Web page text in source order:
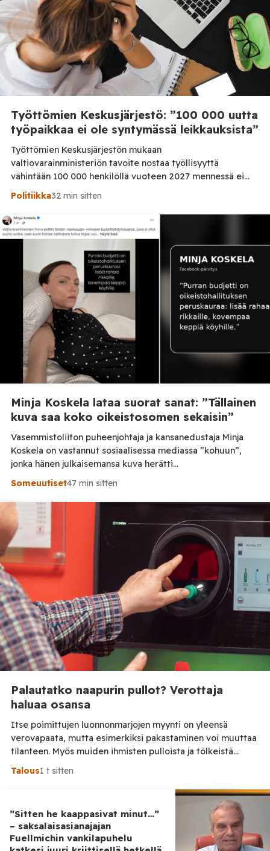
Työttömien Keskusjärjestö: ”100 000 uutta
työpaikkaa ei ole syntymässä leikkauksista”
Työttömien Keskusjärjestön mukaan
valtiovarainministeriön tavoite nostaa työllisyyttä
vähintään 100 000 henkilöllä vuoteen 2027 mennessä ei
ole realistinen, jos työllisyyspalveluihin kohdistuvia
työllisyyden hoitoon sekä palkkatukien palauttamista.
Työttömien Keskusjärjestö kritisoi voimakkaasti
valtiovarainministeriön vuoden 2027 budjettiehdotusta.
Järjestön mukaan hallituksen tavoite 100 000 työllisen
lisäyksestä on ristiriidassa työllisyyden hoitoon
osoitettujen resurssien kanssa. Järjestö […]
Politiikka32 min sitten
Minja Koskela lataa suorat sanat: ”Tällainen
kuva saa koko oikeistosomen sekaisin”
Vasemmistoliiton puheenjohtaja ja kansanedustaja Minja
Koskela on vastannut sosiaalisessa mediassa ”kohuun”,
jonka hänen julkaisemansa kuva herätti
valtiovarainministeri Riikka Purran budjettiesityksen
tuellasi riippumaton suomalainen uutisointi jatkuu myös
tulevaisuudessa. Koskela kertoo julkaisseensa kuvan alun
perin siksi, että oli budjettiin yhtä tyytymätön kuin
ilmeensä kuvassa. Hänen mukaansa osa kommentoijista piti
kuvaa liian paljastavana ja […]
Someuutiset47 min sitten
Palautatko naapurin pullot? Verottaja
haluaa osansa
Itse poimittujen luonnonmarjojen myynti on yleensä
verovapaata, mutta esimerkiksi pakastaminen voi muuttaa
tilanteen. Myös muiden ihmisten pulloista ja tölkeistä
saadut panttirahat ovat veronalaista ansiotuloa,
ollessa parhaimmillaan moni suomalainen hankkii lisätuloja
myymällä itse poimimiaan marjoja tai palauttamalla pulloja
ja tölkkejä. Keskuskauppakamarin mukaan näihin liittyvät
verosäännöt eivät kuitenkaan ole kaikille tuttuja. Tilaa Posi
[…]
Talous1 t sitten
”Sitten he kaappasivat minut…”
– saksalaisasianajajan
Fuellmichin vankilapuhelu